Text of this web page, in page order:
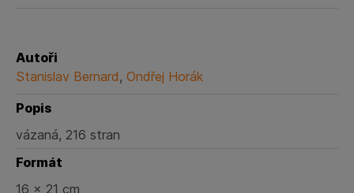
Autoři
Stanislav Bernard, Ondřej Horák
Popis
vázaná, 216 stran
Formát
16 x 21 cm